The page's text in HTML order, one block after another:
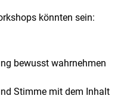
könnten sein:
bewusst wahrnehmen
Stimme mit dem Inhalt